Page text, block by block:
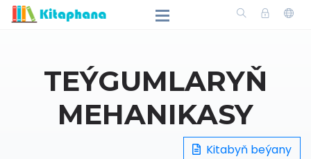
TEÝGUMLARYŇ
MEHANIKASY
Kitabyň beýany